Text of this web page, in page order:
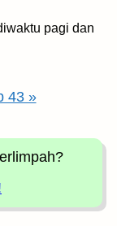
pagi dan
43 »